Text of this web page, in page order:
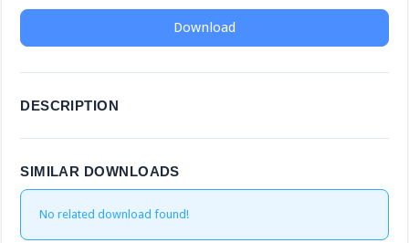
Download
DESCRIPTION
SIMILAR DOWNLOADS
No related download found!